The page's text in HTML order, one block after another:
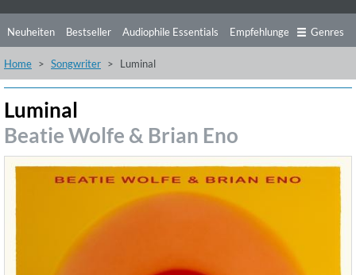
Neuheiten Bestseller Audiophile Essentials Empfehlungen
Hörtipps Top Alben Angebote
Genres
Home Songwriter Luminal
Luminal
Beatie Wolfe & Brian Eno